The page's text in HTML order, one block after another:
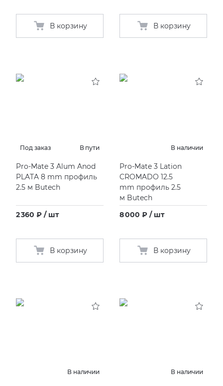
В корзину В корзину
Под заказ В пути
Pro-Mate 3 Alum Anod
PLATA 8 mm профиль
2.5 м Butech
2 360 ₽ / шт
В корзину
В наличии
Pro-Mate 3 Lation
CROMADO 12.5
mm профиль 2.5
м Butech
8 000 ₽ / шт
В корзину
В наличии В наличии